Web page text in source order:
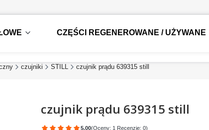
CZĘŚCI REGENEROWANE / UŻYWANE
czujniki STILL czujnik prądu 639315 still
czujnik prądu 639315 still
5.00(Oceny: 1 Recenzje: 0)